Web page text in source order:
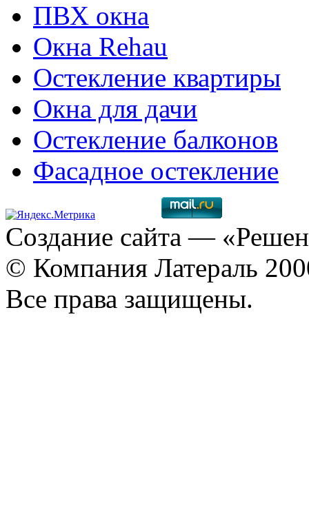
ПВХ окна
Окна Rehau
Остекление квартиры
Окна для дачи
Остекление балконов
Фасадное остекление
Создание сайта —
© Компания Латераль
Все права защищены.